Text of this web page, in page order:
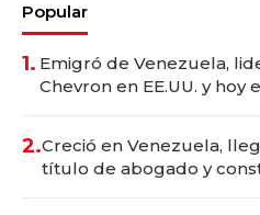
Popular
1. Emigró de Venezuela,
Chevron en EE.UU. y hoy
2.Creció en Venezuela,
título de abogado y